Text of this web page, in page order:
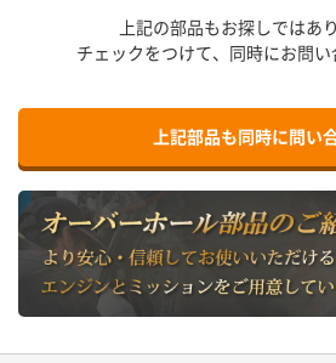
上記の部品もお探しではあ
チェックをつけて、同時にお問い
上記部品も同時に問い